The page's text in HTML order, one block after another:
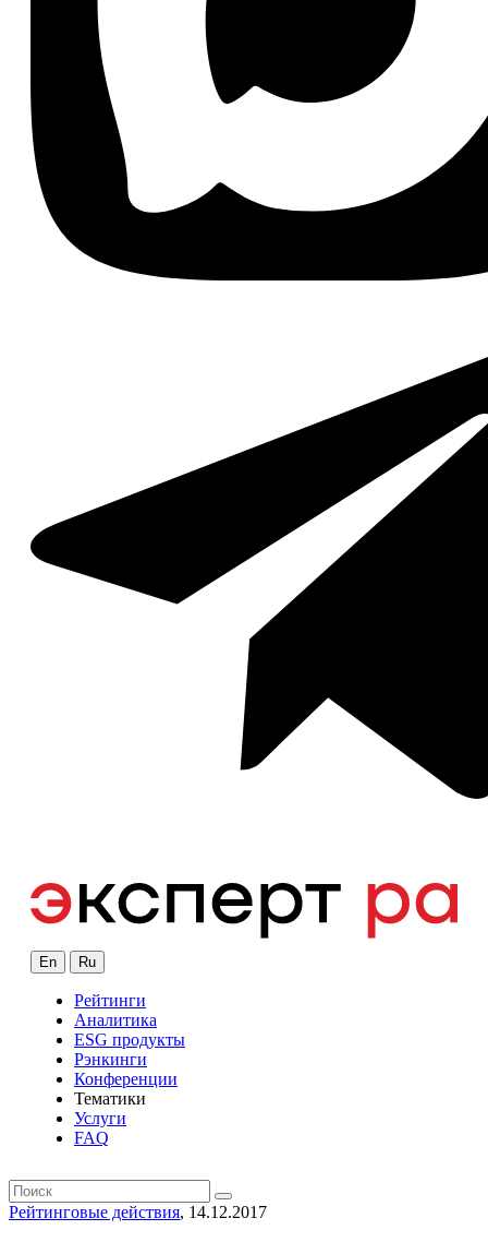
En Ru
Рейтинги
Аналитика
ESG продукты
Рэнкинги
Конференции
Тематики
Услуги
FAQ
Рейтинговые действия, 14.12.2017